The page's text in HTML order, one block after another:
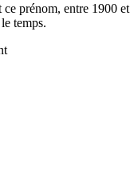
ce prénom, entre 1900 et
temps.